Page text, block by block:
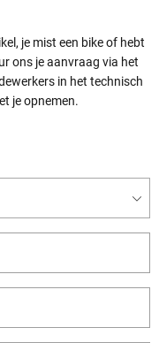
je mist een bike of hebt
ons je aanvraag via het
in het technisch
je opnemen.